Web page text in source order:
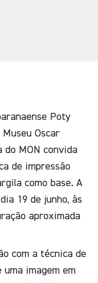
Poty
Oscar
do MON convida
de impressão
como base. A
19 de junho, às
aproximada
com a técnica de
imagem em